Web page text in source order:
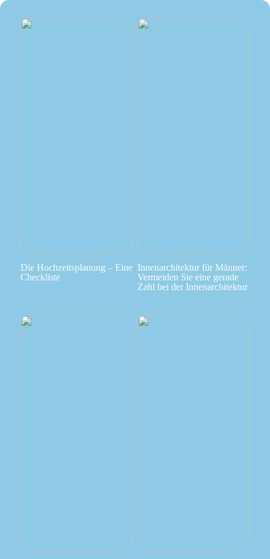
Die Hochzeitsplanung – Eine
Checkliste
Innenarchitektur für Männer:
Vermeiden Sie eine gerade
Zahl bei der Innenarchitektur